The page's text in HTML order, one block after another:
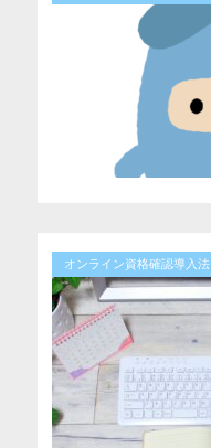
オンライン資格確認導入法